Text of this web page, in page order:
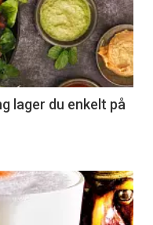
lager du enkelt på